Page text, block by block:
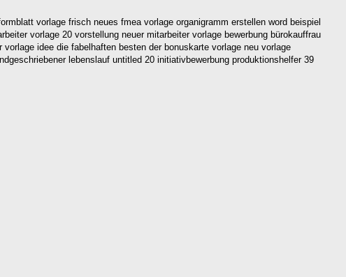
vorlage frisch neues fmea vorlage organigramm erstellen word beispiel
vorlage 20 vorstellung neuer mitarbeiter vorlage bewerbung bürokauffrau
idee die fabelhaften besten der bonuskarte vorlage neu vorlage
lebenslauf untitled 20 initiativbewerbung produktionshelfer 39